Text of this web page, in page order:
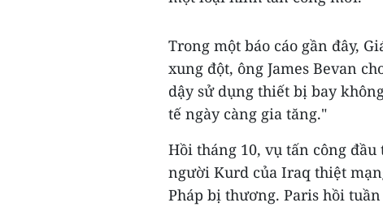
Trong một báo cáo gần đây,
xung đột, ông James Bevan
dậy sử dụng thiết bị bay
tế ngày càng gia tăng."
Hồi tháng 10, vụ tấn công
người Kurd của Iraq thiệt
Pháp bị thương. Paris hồi